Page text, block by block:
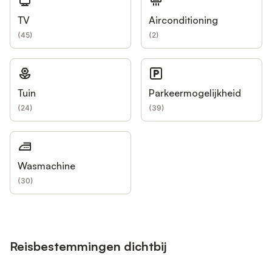
TV
(45)
Airconditioning
(2)
Tuin
(24)
Parkeermogelijkheid
(39)
Wasmachine
(30)
Reisbestemmingen dichtbij